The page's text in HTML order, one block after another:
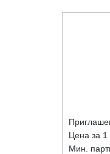
Цена за 1
Мин.